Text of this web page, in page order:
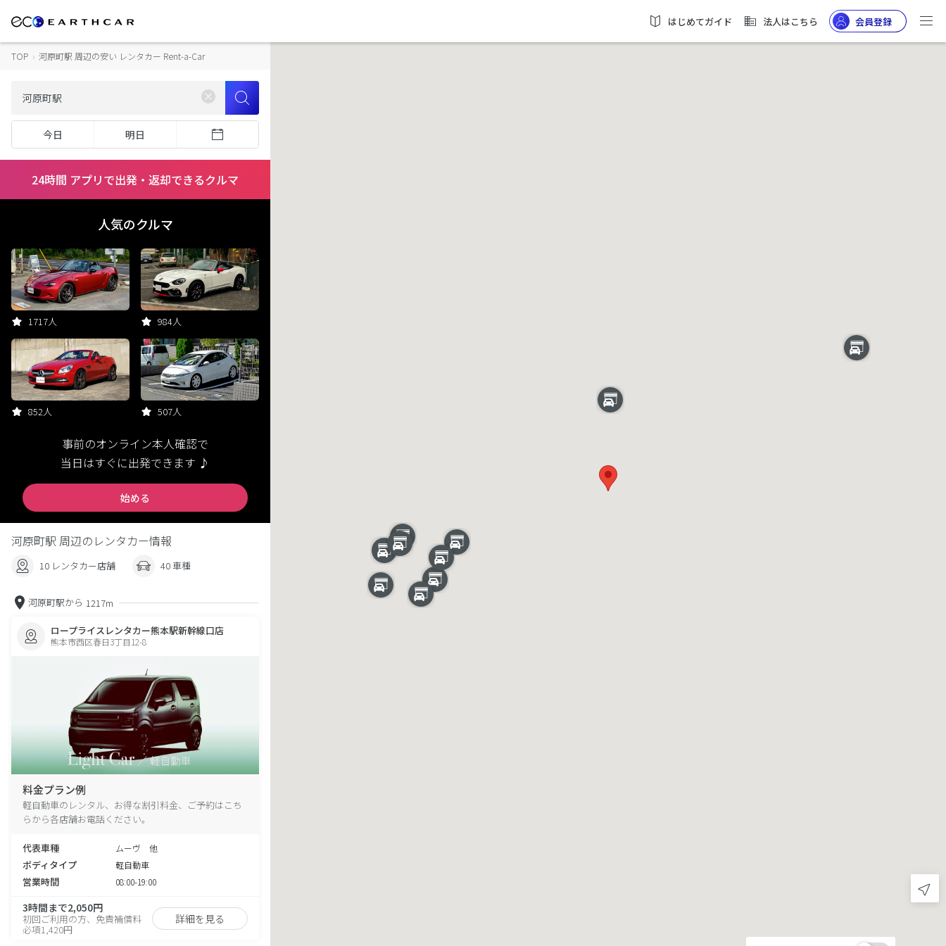
はじめてガイド 法人はこちら 会員登録
TOP › 河原町駅 周辺の安い レンタカー Rent-a-Car
今日 明日
24時間 アプリで出発・返却できるクルマ
人気のクルマ
1717人 984人
852人 507人
事前のオンライン本人確認で
当日はすぐに出発できます ♪
始める
河原町駅 周辺のレンタカー情報
10 レンタカー店舗 40 車種
河原町駅から 1217m
ロープライスレンタカー熊本駅新幹線口店
熊本市西区春日3丁目12-8
料金プラン例
軽自動車のレンタル、お得な割引料金、ご予約はこち
らから各店舗お電話ください。
代表車種 ムーヴ 他
ボディタイプ 軽自動車
営業時間 08:00-19:00
3時間まで2,050円
初回ご利用の方、免責補償料
必項1,420円
詳細を見る